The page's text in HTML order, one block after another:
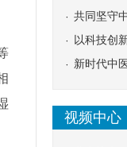
应告知煎
共同坚守
以科技创
新时代中
视频中心